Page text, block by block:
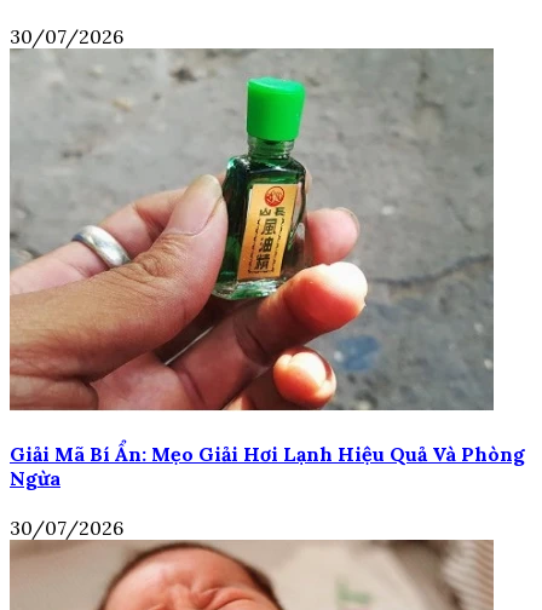
30/07/2026
Giải Mã Bí Ẩn: Mẹo Giải Hơi Lạnh Hiệu Quả Và Phòng
Ngừa
30/07/2026